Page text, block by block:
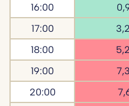
16:00
17:00
18:00
19:00
20:00